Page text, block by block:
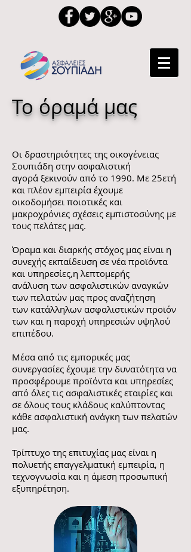
Το όραμά μας
Οι δραστηριότητες της οικογένειας
Σουπιάδη στην ασφαλιστική
αγορά ξεκινούν από το 1990. Με 25ετή
και πλέον εμπειρία έχουμε
οικοδομήσει ποιοτικές και
μακροχρόνιες σχέσεις εμπιστοσύνης με
τους πελάτες μας.
Όραμα και διαρκής στόχος μας είναι η
συνεχής εκπαίδευση σε νέα προϊόντα
και υπηρεσίες,η λεπτομερής
ανάλυση των ασφαλιστικών αναγκών
των πελατών μας προς αναζήτηση
των κατάλληλων ασφαλιστικών προϊόν
των και η παροχή υπηρεσιών υψηλού
επιπέδου.
Μέσα από τις εμπορικές μας
συνεργασίες έχουμε την δυνατότητα να
προσφέρουμε προϊόντα και υπηρεσίες
από όλες τις ασφαλιστικές εταιρίες και
σε όλους τους κλάδους καλύπτοντας
κάθε ασφαλιστική ανάγκη των πελατών
μας.
Τρίπτυχο της επιτυχίας μας είναι η
πολυετής επαγγελματική εμπειρία, η
τεχνογνωσία και η άμεση προσωπική
εξυπηρέτηση.